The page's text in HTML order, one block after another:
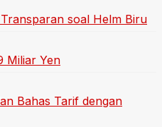
soal Helm Biru
Miliar Yen
Bahas Tarif dengan